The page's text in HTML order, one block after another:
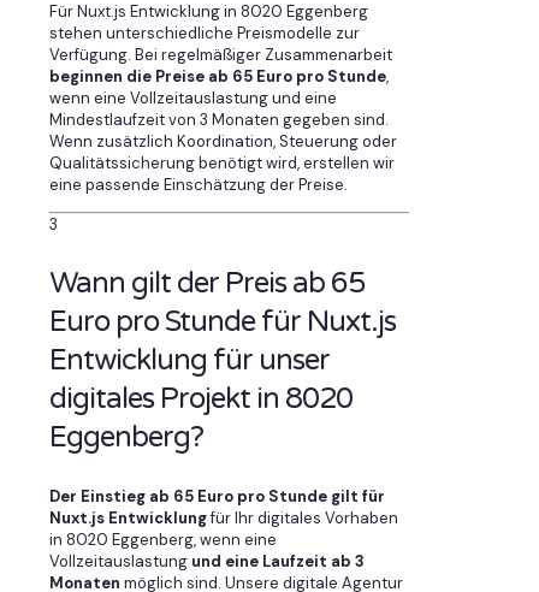
Für Nuxt.js Entwicklung in 8020 Eggenberg
stehen unterschiedliche Preismodelle zur
Verfügung. Bei regelmäßiger Zusammenarbeit
beginnen die Preise ab 65 Euro pro Stunde,
wenn eine Vollzeitauslastung und eine
Mindestlaufzeit von 3 Monaten gegeben sind.
Wenn zusätzlich Koordination, Steuerung oder
Qualitätssicherung benötigt wird, erstellen wir
eine passende Einschätzung der Preise.
3
Wann gilt der Preis ab 65
Euro pro Stunde für Nuxt.js
Entwicklung für unser
digitales Projekt in 8020
Eggenberg?
Der Einstieg ab 65 Euro pro Stunde gilt für
Nuxt.js Entwicklungfür Ihr digitales Vorhaben
in 8020 Eggenberg, wenn eine
Vollzeitauslastung und eine Laufzeit ab 3
Monaten möglich sind. Unsere digitale Agentur